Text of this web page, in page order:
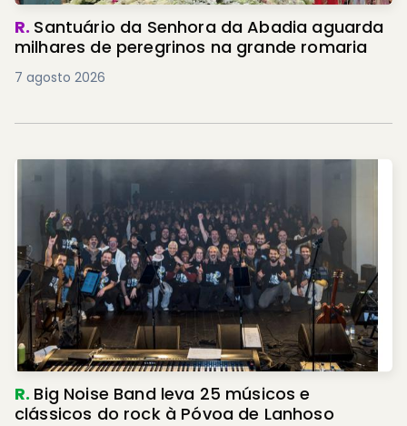
R. Santuário da Senhora da Abadia aguarda
milhares de peregrinos na grande romaria
7 agosto 2026
R. Big Noise Band leva 25 músicos e
clássicos do rock à Póvoa de Lanhoso